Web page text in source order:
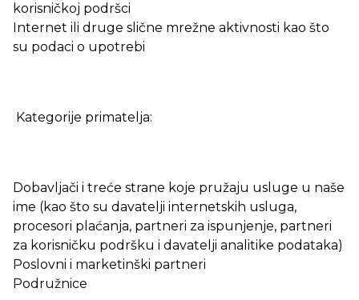
korisničkoj podršci
Internet ili druge slične mrežne aktivnosti kao što
su podaci o upotrebi
Kategorije primatelja:
Dobavljači i treće strane koje pružaju usluge u naše
ime (kao što su davatelji internetskih usluga,
procesori plaćanja, partneri za ispunjenje, partneri
za korisničku podršku i davatelji analitike podataka)
Poslovni i marketinški partneri
Podružnice